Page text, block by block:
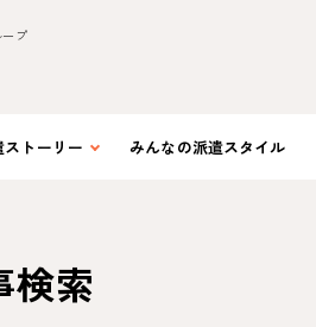
ープ
ストーリー みんなの派遣スタイル
検索